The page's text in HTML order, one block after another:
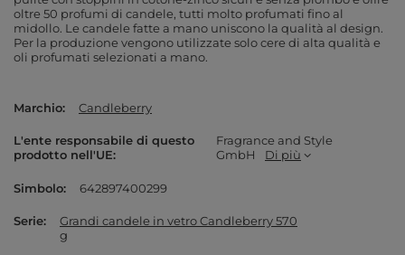
oltre 50 profumi di candele, tutti molto profumati fino al
midollo. Le candele fatte a mano uniscono la qualità al design.
Per la produzione vengono utilizzate solo cere di alta qualità e
oli profumati selezionati a mano.
Marchio Candleberry
L'ente responsabile di questo
prodotto nell'UE
Fragrance and Style
GmbH
Di più
Simbolo 642897400299
Serie
Grandi candele in vetro Candleberry 570
g